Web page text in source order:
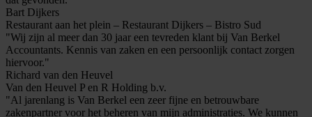
Bart Dijkers
Restaurant aan het plein – Restaurant Dijkers – Bistro Sud
"Wij zijn al meer dan 30 jaar een tevreden klant bij Van Berkel
Accountants. Kennis van zaken en een persoonlijk contact zorgen
hiervoor."
Richard van den Heuvel
Van den Heuvel P en R Holding b.v.
"Al jarenlang is Van Berkel een zeer fijne en betrouwbare
zakenpartner voor het beheren van mijn administraties. We kunnen